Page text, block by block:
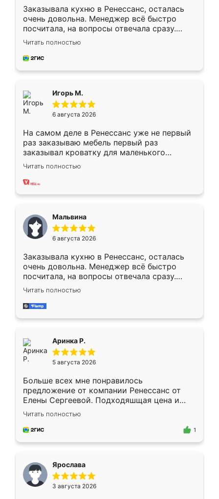
Заказывала кухню в Ренессанс, осталась
очень довольна. Менеджер всё быстро
посчитала, на вопросы отвечала сразу.
Замерщик приехал в субботу, подошёл к
делу со всей ответственностью. Собрали
за день, ребята работали аккуратно, даже
Читать полностью
Игорь М.
6 августа 2026
На самом деле в Ренессанс уже не первый
раз заказываю мебель первый раз
заказывал кроватку для маленького
ребёнка при его рождении ,во второй раз
заказал шкаф-купе. По качеству очень
хорошее сборка достаточно быстрая,
меньше, здесь же он более разнообразный.
Мне нравится ,если что-то потребуется из
мебели буду заказывать только здесь.
Читать полностью
Мальвина
6 августа 2026
Заказывала кухню в Ренессанс, осталась
очень довольна. Менеджер всё быстро
посчитала, на вопросы отвечала сразу.
Замерщик приехал в субботу, подошёл к
делу со всей ответственностью. Собрали
за день, ребята работали аккуратно, даже
Читать полностью
Аринка Р.
5 августа 2026
Больше всех мне понравилось
предложение от компании Ренессанс от
Елены Сергеевой. Подходяшщая цена и
короткие сроки изготовления. Приехавший
для замера сотрудник Владислав
предложил по моему эскизу самый
Читать полностью
1
Ярослава
3 августа 2026